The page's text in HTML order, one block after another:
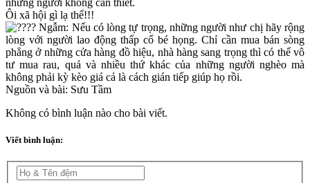
Ôi xã hội gì lạ thế!!!
Ngẫm: Nếu có lòng tự trọng, những người như chị hãy rộng
lòng với người lao động thấp cổ bé họng. Chỉ cần mua bán sòng
phẳng ở những cửa hàng đồ hiệu, nhà hàng sang trọng thì có thể vô
tư mua rau, quả và nhiều thứ khác của những người nghèo mà
không phải kỳ kèo giá cả là cách gián tiếp giúp họ rồi.
Nguồn và bài: Sưu Tầm
Không có bình luận nào cho bài viết.
Viết bình luận: